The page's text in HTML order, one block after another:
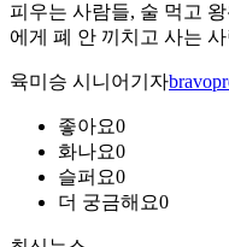
피우는 사람들, 술 먹고
에게 폐 안 끼치고 사는
육미승 시니어기자
좋아요0
화나요0
슬퍼요0
더 궁금해요0